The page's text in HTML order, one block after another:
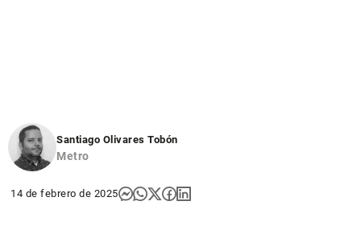
Santiago Olivares Tobón
Metro
14 de febrero de 2025